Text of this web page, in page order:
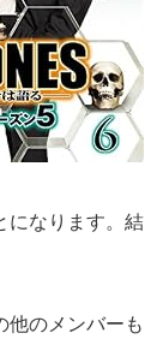
になります。結
他のメンバーも